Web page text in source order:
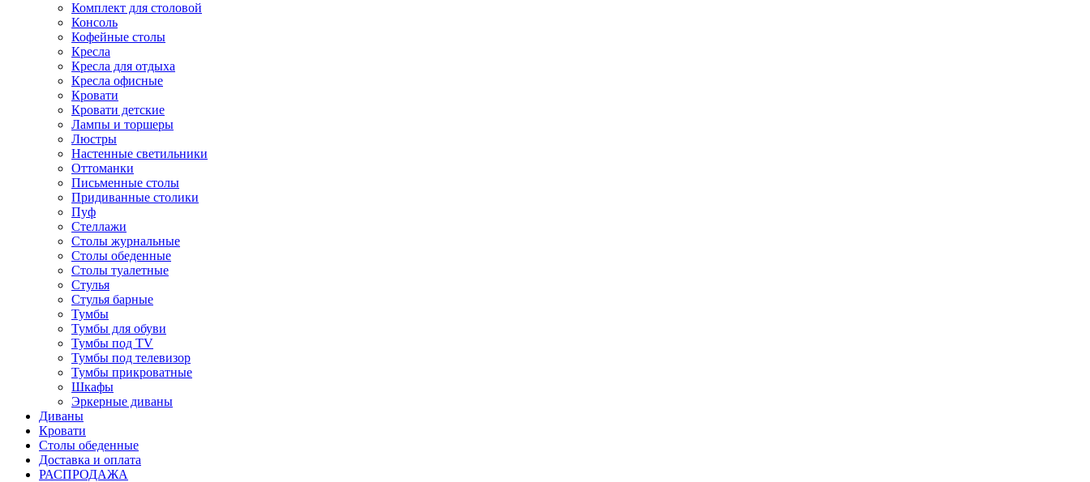
Комплект для столовой
Консоль
Кофейные столы
Кресла
Кресла для отдыха
Кресла офисные
Кровати
Кровати детские
Лампы и торшеры
Люстры
Настенные светильники
Оттоманки
Письменные столы
Придиванные столики
Пуф
Стеллажи
Столы журнальные
Столы обеденные
Столы туалетные
Стулья
Стулья барные
Тумбы
Тумбы для обуви
Тумбы под TV
Тумбы под телевизор
Тумбы прикроватные
Шкафы
Эркерные диваны
Диваны
Кровати
Столы обеденные
Доставка и оплата
РАСПРОДАЖА